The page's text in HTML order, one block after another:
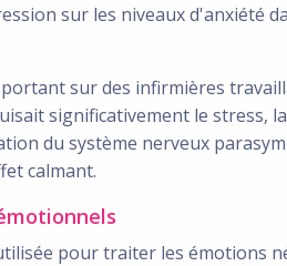
sur les niveaux d'anxiété
sur des infirmières
significativement le stress,
du système nerveux
calmant.
pour traiter les émotions